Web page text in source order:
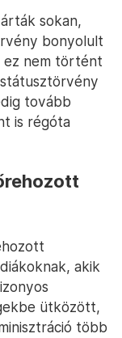
sokan,
bonyolult
ez nem történt
tovább
is régóta
akik
ütközött,
több